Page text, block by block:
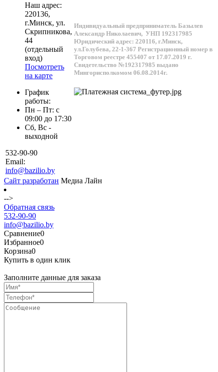
Наш адрес:
220136,
г.Минск, ул.
Скрипникова,
44
(отдельный
вход)
Посмотреть
на карте
График
работы:
Пн – Пт: с
09:00 до 17:30
Сб, Вс -
выходной
532-90-90
Email:
info@bazilio.by
Индивидуальный предприниматель Базылев
Александр Николаевич, УНП 192317985
Юридический адрес: 220116, г.Минск,
ул.Голубева, 22-1-367 Регистрационный номер в
Торговом реестре 455407 от 17.07.2019 г.
Свидетельство №192317985 выдано
Мингорисполкомом 06.08.2014г.
Сайт разработан Медиа Лайн
-->
Обратная связь
532-90-90
info@bazilio.by
Сравнение0
Избранное0
Корзина0
Купить в один клик
Заполните данные для заказа